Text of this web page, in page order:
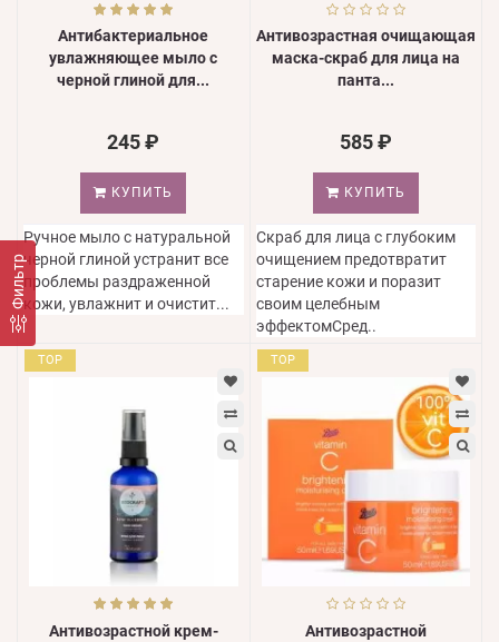
Фильтр
Антибактериальное
увлажняющее мыло с
черной глиной для...
245 ₽
КУПИТЬ
Ручное мыло с натуральной
черной глиной устранит все
проблемы раздраженной
кожи, увлажнит и очистит...
Антивозрастная очищающая
маска-скраб для лица на
панта...
585 ₽
КУПИТЬ
Скраб для лица с глубоким
очищением предотвратит
старение кожи и поразит
своим целебным
эффектомСред..
TOP
Антивозрастной крем-
TOP
Антивозрастной